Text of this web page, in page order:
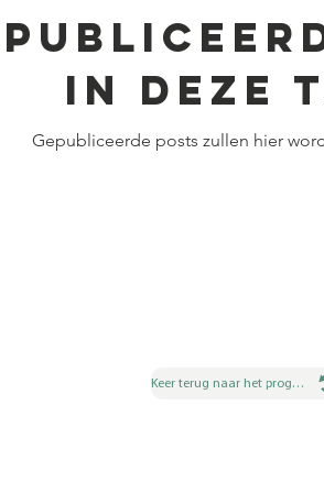
in deze
Gepubliceerde posts zullen hier
Keer terug naar het programma